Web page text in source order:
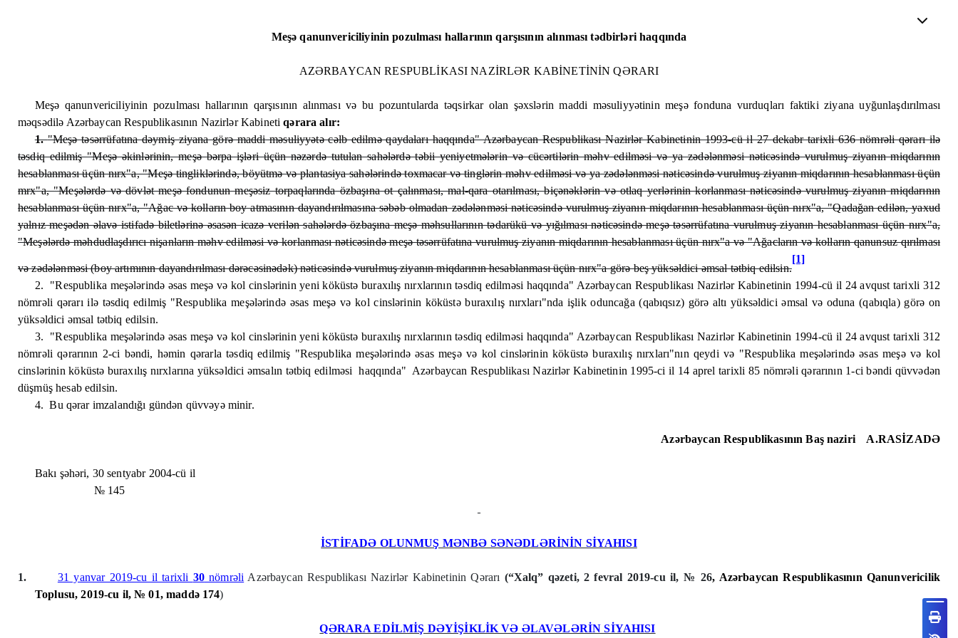
Meşə qanunvericiliyinin pozulması hallarının qarşısının alınması tədbirləri haqqında
AZƏRBAYCAN RESPUBLİKASI NAZİRLƏR KABİNETİNİN QƏRARI
Meşə qanunvericiliyinin pozulması hallarının qarşısının alınması və bu pozuntularda təqsirkar olan şəxslərin maddi məsuliyyətinin meşə fonduna vurduqları faktiki ziyana uyğunlaşdırılması
məqsədilə Azərbaycan Respublikasının Nazirlər Kabinetiqərara alır:
1."Meşə təsərrüfatına dəymiş ziyana görə maddi məsuliyyətə cəlb edilmə qaydaları haqqında" Azərbaycan Respublikası Nazirlər Kabinetinin 1993-cü il 27 dekabr tarixli 636 nömrəli qərarı ilə
təsdiq edilmiş "Meşə əkinlərinin, meşə bərpa işləri üçün nəzərdə tutulan sahələrdə təbii yeniyetmələrin və cücərtilərin məhv edilməsi və ya zədələnməsi nəticəsində vurulmuş ziyanın miqdarının
hesablanması üçün nırx"a, "Meşə tingliklərində, böyütmə və plantasiya sahələrində toxmacar və tinglərin məhv edilməsi və ya zədələnməsi nəticəsində vurulmuş ziyanın miqdarının hesablanması üçün
mrx"a, "Meşələrdə və dövlət meşə fondunun meşəsiz torpaqlarında özbaşına ot çalınması, mal-qara otarılması, biçənəklərin və otlaq yerlərinin korlanması nəticəsində vurulmuş ziyanın miqdarının
hesablanması üçün nırx"a, "Ağac və kolların boy atmasının dayandırılmasına səbəb olmadan zədələnməsi nəticəsində vurulmuş ziyanın miqdarının hesablanması üçün nırx"a, "Qadağan edilən, yaxud
yalnız meşədən əlavə istifadə biletlərinə əsasən icazə verilən sahələrdə özbaşına meşə məhsullarının tədarükü və yığılması nəticəsində meşə təsərrüfatına vurulmuş ziyanın hesablanması üçün nırx"a,
"Meşələrdə məhdudlaşdırıcı nişanların məhv edilməsi və korlanması nəticəsində meşə təsərrüfatına vurulmuş ziyanın miqdarının hesablanması üçün nırx"a və "Ağacların və kolların qanunsuz qırılması
və zədələnməsi (boy artımının dayandırılması dərəcəsinədək) nəticəsində vurulmuş ziyanın miqdarının hesablanması üçün nırx"a görə beş yüksəldici əmsal tətbiq edilsin.
[1]
2.
"Respublika meşələrində əsas meşə və kol cinslərinin yeni köküstə buraxılış nırxlarının təsdiq edilməsi haqqında" Azərbaycan Respublikası Nazirlər Kabinetinin 1994-cü il 24 avqust tarixli 312
nömrəli qərarı ilə təsdiq edilmiş "Respublika meşələrində əsas meşə və kol cinslərinin köküstə buraxılış nırxları"nda işlik oduncağa (qabıqsız) görə altı yüksəldici əmsal və oduna (qabıqla) görə on
yüksəldici əmsal tətbiq edilsin.
3.
"Respublika meşələrində əsas meşə və kol cinslərinin yeni köküstə buraxılış nırxlarının təsdiq edilməsi haqqında" Azərbaycan Respublikası Nazirlər Kabinetinin 1994-cü il 24 avqust tarixli 312
nömrəli qərarının 2-ci bəndi, həmin qərarla təsdiq edilmiş "Respublika meşələrində əsas meşə və kol cinslərinin köküstə buraxılış nırxları"nın qeydi və "Respublika meşələrində əsas meşə və kol
cinslərinin köküstə buraxılış nırxlarına yüksəldici əmsalın tətbiq edilməsi
haqqında" Azərbaycan Respublikası Nazirlər Kabinetinin 1995-ci il 14 aprel tarixli 85 nömrəli qərarının 1-ci bəndi qüvvədən
düşmüş hesab edilsin.
4. Bu qərar imzalandığı gündən qüvvəyə minir.
Azərbaycan Respublikasının Baş naziri A.RASİZADƏ
Bakı şəhəri, 30 sentyabr 2004-cü il
№ 145
İSTİFADƏ OLUNMUŞ MƏNBƏ SƏNƏDLƏRİNİN SİYAHISI
1. 31 yanvar 2019-cu il tarixli 30nömrəli Azərbaycan Respublikası Nazirlər Kabinetinin Qərarı (“Xalq” qəzeti, 2 fevral 2019-cu il, № 26, Azərbaycan Respublikasının Qanunvericilik
Toplusu, 2019-cu il, № 01, maddə 174)
QƏRARA EDİLMİŞ DƏYİŞİKLİK VƏ ƏLAVƏLƏRİN SİYAHISI